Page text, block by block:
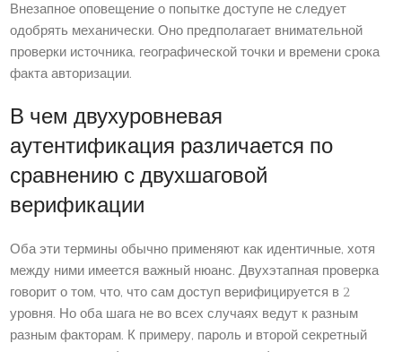
Внезапное оповещение о попытке доступе не следует
одобрять механически. Оно предполагает внимательной
проверки источника, географической точки и времени срока
факта авторизации.
В чем двухуровневая
аутентификация различается по
сравнению с двухшаговой
верификации
Оба эти термины обычно применяют как идентичные, хотя
между ними имеется важный нюанс. Двухэтапная проверка
говорит о том, что, что сам доступ верифицируется в 2
уровня. Но оба шага не во всех случаях ведут к разным
разным факторам. К примеру, пароль и второй секретный